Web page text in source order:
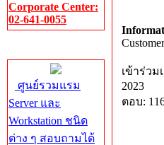
Corporate Center:
02-641-0055
ศูนย์รวมแรม
Server และ
Workstation ชนิด
ต่าง ๆ สอบถามได้
เข้าร่วม
2023
ตอบ: